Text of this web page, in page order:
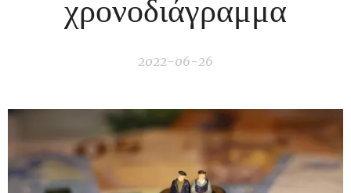
χρονοδιάγραμμα
2022-06-26